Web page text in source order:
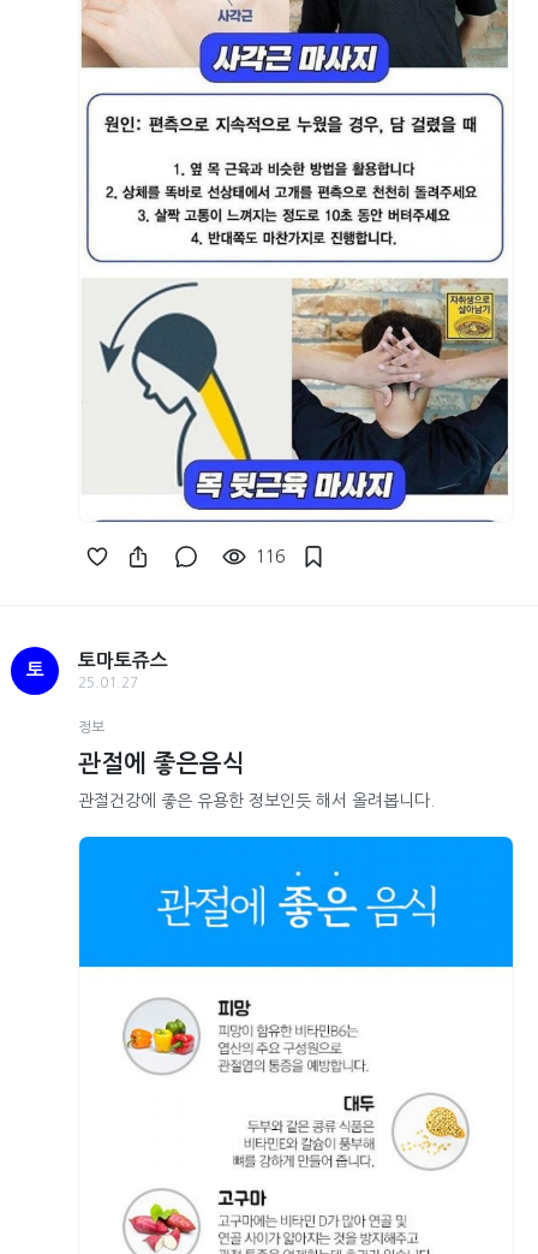
116
토
토마토쥬스
25.01.27
정보
관절에 좋은음식
관절건강에 좋은 유용한 정보인듯 해서 올려봅니다.